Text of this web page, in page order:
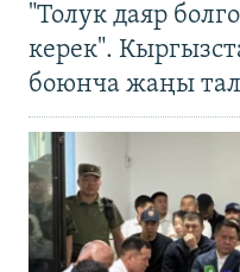
"Толук даяр
керек".
боюнча жаңы